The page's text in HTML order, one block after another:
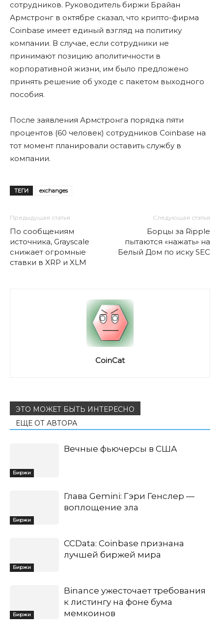
сотрудников. Руководитель биржи Брайан
Армстронг в октябре сказал, что крипто-фирма
Coinbase имеет единый взгляд на политику
компании. В случае, если сотрудники не
принимают позицию аполитичности в
корпоративной жизни, им было предложено
принять решение об уходе с пакетом выходного
пособия.
После заявления Армстронга порядка пяти
процентов (60 человек) сотрудников Coinbase на
тот момент планировали оставить службу в
компании.
ТЕГИ exchanges
Предыдущая статья
По сообщениям
источника, Grayscale
снижает огромные
ставки в XRP и XLM
Следующая статья
Борцы за Ripple
пытаются «нажать» на
Белый Дом по иску SEC
CoinCat
ЭТО МОЖЕТ БЫТЬ ИНТЕРЕСНО
ЕЩЕ ОТ АВТОРА
Биржи
Вечные фьючерсы в США
Биржи
Глава Gemini: Гэри Генслер —
воплощение зла
Биржи
CCData: Coinbase признана
лучшей биржей мира
Биржи
Binance ужесточает требования
к листингу на фоне бума
мемкоинов